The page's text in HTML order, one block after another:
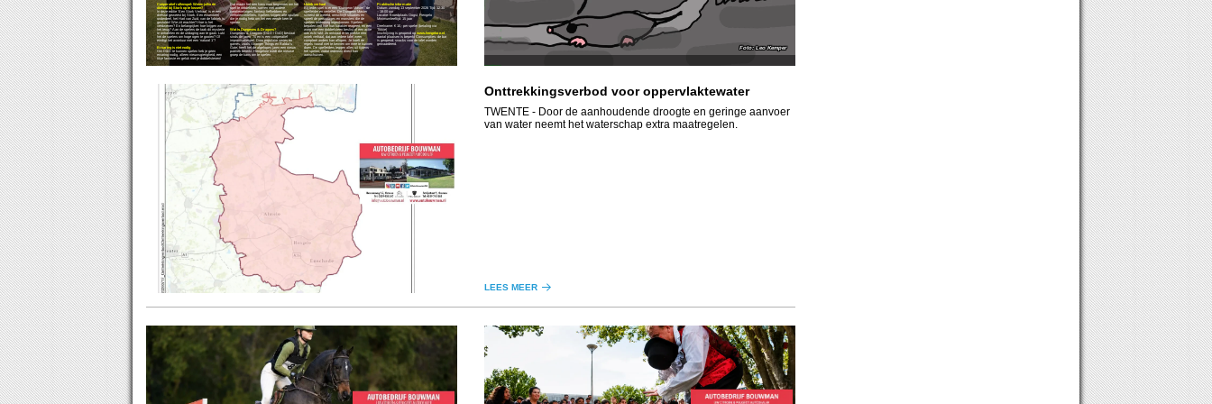
Coöperatief rollenspel: Weten jullie de
diefstal bij Stork op te lossen?
In deze editie ‘Een Stork Verhaal’ is er een
diefstal geweest bij Stork. Een essentieel
onderdeel, het Hart van Zuid, van de fabriek is
gestolen! Wie zit erachter? Hoe is het
verdwenen? En belangrijker: hoe krijgen we
het terug? Aan de spelers de taak dit mysterie
te ontrafelen en de uitdaging aan te gaan. Lukt
het de spelers om hoge ogen te gooien? Of
eindigt het avontuur met een ‘natural 1’?
Ervaring is niet nodig
Om D&D te kunnen spelen heb je geen
ervaring nodig, alleen nieuwsgierigheid, een
tikje fantasie en geluk met je dobbelstenen!
Dat maakt het een kans voor beginners om het
spel te ontdekken, samen met andere
creatievelingen, fantasy liefhebbers en
verhalenvertellers. Spelers krijgen alle spullen
die je nodig hebt om het een eerste keer te
spelen.
Wat is Dungeons & Dragons?
Dungeons & Dragons (D&D / DnD) bestaat
sinds de jaren ’70 en is een coöperatief
improvisatiespel. Door populaire series en
games, zoals Stranger Things en Baldur’s
Gate, heeft het de afgelopen jaren een nieuw
publiek bereikt. Hengelore biedt die nieuwe
groep de kans om te spelen.
Uniek verhaal
Bij ieder spel is er een “Dungeon Master": de
spelleider en verteller. De Dungeon Master
schetst de wereld, omschrijft situaties en
speelt de personages en monsters die de
spelers onderweg tegenkomen. Spelers
bepalen zelf hoe hun karakter reageert, en een
worp met een dobbelsteen beslist of een actie
ook echt lukt. Zo ontstaat er ter plekke een
uniek verhaal, dat aan iedere tafel weer
compleet anders kan aflopen. Je hoeft de
regels vooraf niet te kennen om mee te kunnen
doen. De spelleiders leggen alles uit tijdens
het spelen, zodat iedereen direct kan
aanschuiven.
Praktische informatie
Datum: zondag 13 september 2026 Tijd: 12:30
– 18:00 uur
Locatie: Broedplaats Oogst, Hengelo
Minimumleeftijd: 15 jaar
Deelname: € 10,- per speler (betaling via
Tikkie)
Inschrijving is geopend op www.hengelore.nl,
aantal plaatsen is beperkt Consumpties: de bar
is geopend; snacks voor de tafel worden
gewaardeerd.
Leo Kemper
Onttrekkingsverbod voor oppervlaktewater
TWENTE - Door de aanhoudende droogte en geringe aanvoer
van water neemt het waterschap extra maatregelen.
LEES MEER